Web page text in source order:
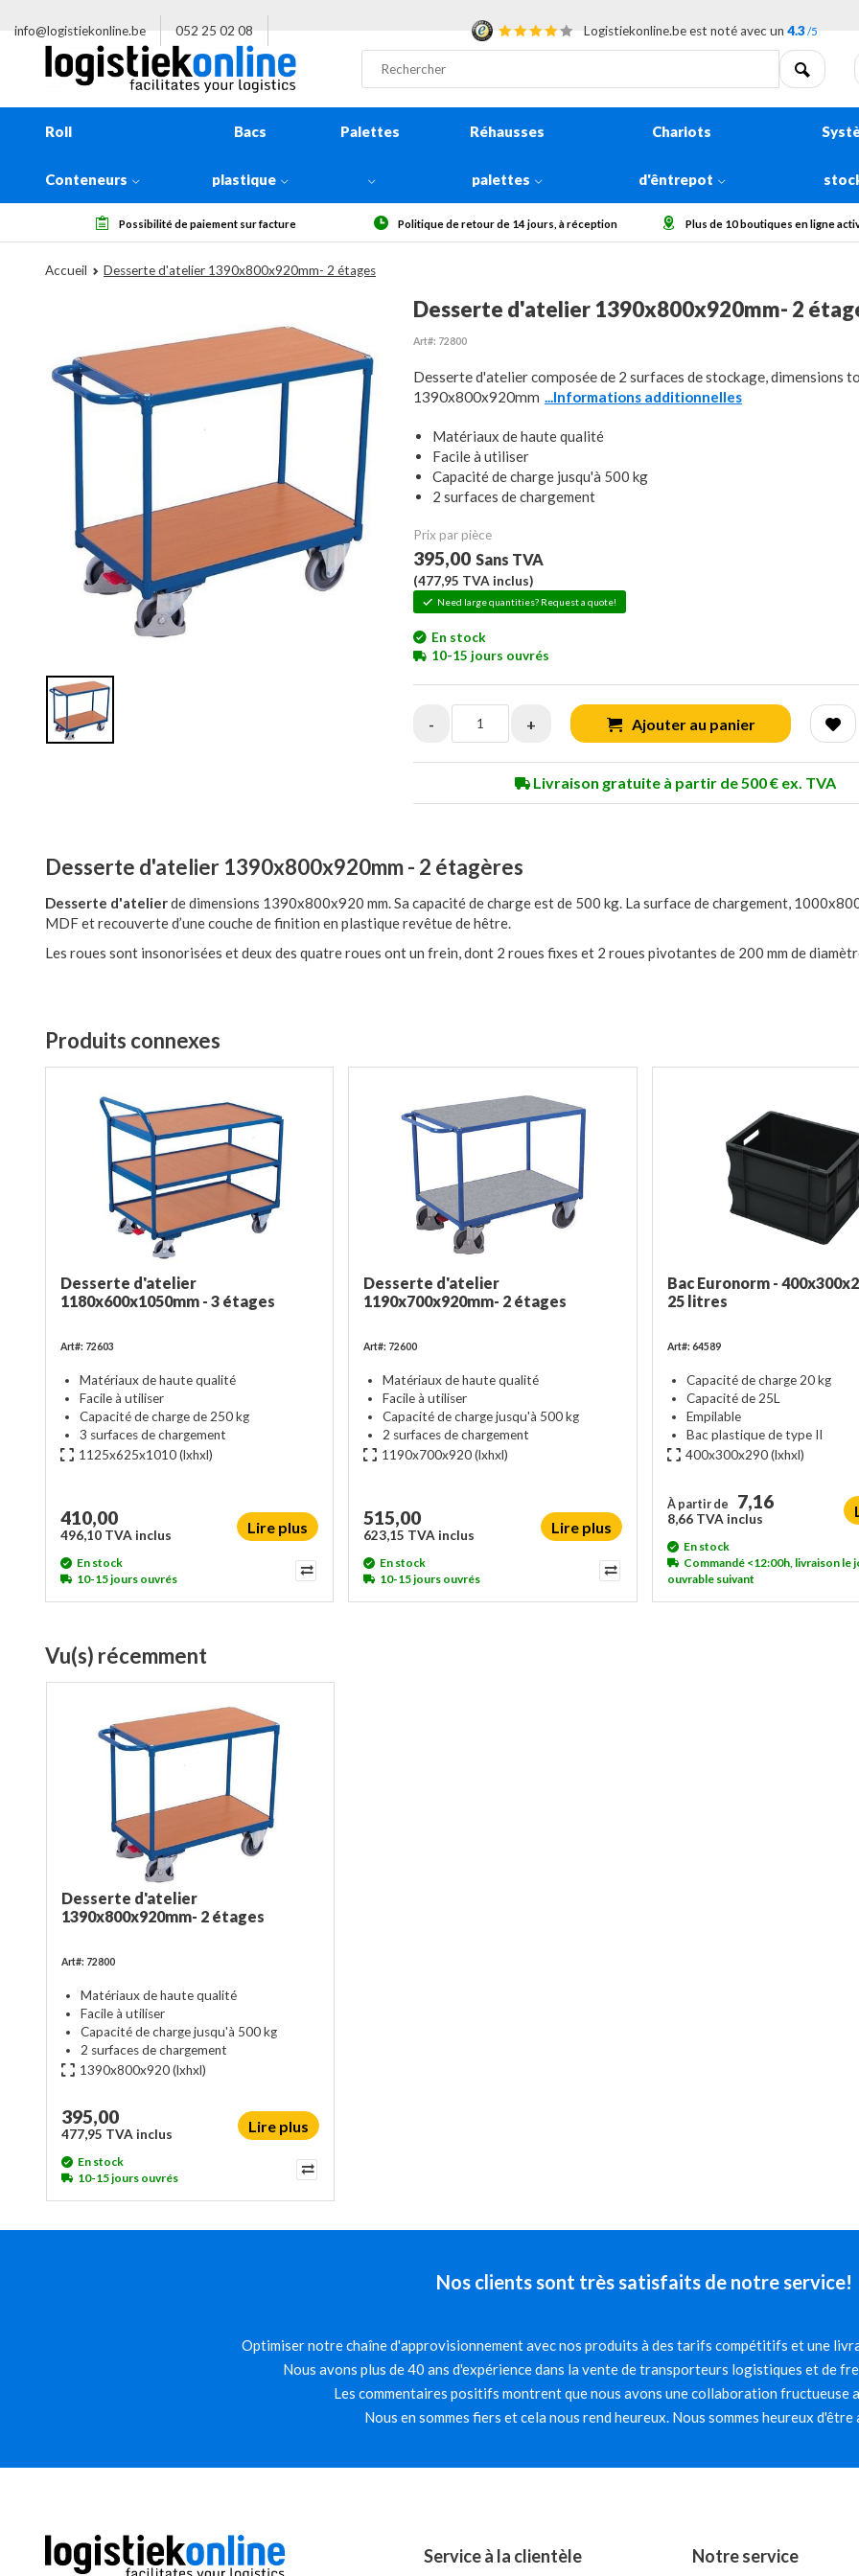
info@logistiekonline.be 052 25 02 08 Logistiekonline.be est noté avec un 4.3 /5
Roll
Conteneurs
Bacs
plastique
Palettes Réhausses
palettes
Chariots
d'êntrepot
Politique de retour de 14 jours, à réception Plus de 10 boutiques en ligne actives en Europe Collecter des grosses
Accueil Desserte d'atelier 1390x800x920mm- 2 étages
Desserte d'atelier 1390x800x920mm- 2
Art#: 72800
Desserte d'atelier composée de 2 surfaces de stockage, dimensions
1390x800x920mm ...Informations additionnelles
Matériaux de haute qualité
Facile à utiliser
Capacité de charge jusqu'à 500 kg
2 surfaces de chargement
Prix ​​par pièce
395,00 Sans TVA
(477,95 TVA inclus)
Need large quantities? Request a quote!
En stock
10-15 jours ouvrés
- + Ajouter au panier
Livraison gratuite à partir de 500 € ex. TVA
Desserte d'atelier 1390x800x920mm - 2 étagères
Desserte d'atelierde dimensions 1390x800x920 mm. Sa capacité de charge est de 500 kg. La surface de chargement,
MDF et recouverte d’une couche de finition en plastique revêtue de hêtre.
Les roues sont insonorisées et deux des quatre roues ont un frein, dont 2 roues fixes et 2 roues pivotantes de 200 mm de
Produits connexes
Desserte d'atelier
1180x600x1050mm - 3 étages
Art#: 72603
Matériaux de haute qualité
Facile à utiliser
Capacité de charge de 250 kg
3 surfaces de chargement
1125x625x1010(lxhxl)
410,00
496,10 TVA inclus Lire plus
En stock
10-15 jours ouvrés
Desserte d'atelier
1190x700x920mm- 2 étages
Art#: 72600
Matériaux de haute qualité
Facile à utiliser
Capacité de charge jusqu'à 500 kg
2 surfaces de chargement
1190x700x920(lxhxl)
515,00
623,15 TVA inclus Lire plus
En stock
10-15 jours ouvrés
Bac Euronorm -
25 litres
Art#: 64589
Capacité de charge 20 kg
Capacité de 25L
Empilable
Bac plastique de type II
400x300x290(lxhxl)
À partir de 7,16
8,66 TVA inclus
En stock
Commandé <12:00h, livraison le
ouvrable suivant
Vu(s) récemment
Desserte d'atelier
1390x800x920mm- 2 étages
Art#: 72800
Matériaux de haute qualité
Facile à utiliser
Capacité de charge jusqu'à 500 kg
2 surfaces de chargement
1390x800x920(lxhxl)
395,00
477,95 TVA inclus Lire plus
En stock
10-15 jours ouvrés
Nos clients sont très satisfaits de notre service!
Optimiser notre chaîne d'approvisionnement avec nos produits à des tarifs compétitifs et une
Nous avons plus de 40 ans d'expérience dans la vente de transporteurs logistiques et de
Les commentaires positifs montrent que nous avons une collaboration fructueuse
Nous en sommes fiers et cela nous rend heureux. Nous sommes heureux d'être
Service à la clientèle Notre service